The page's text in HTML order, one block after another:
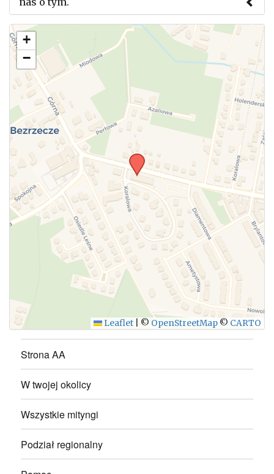
Użyj tego formularza aby przesłać informację o
zmianach w powyższym mityngu.
WYŚLIJ
+
−
Leaflet © OpenStreetMap © CARTO
Strona AA
W twojej okolicy
Wszystkie mityngi
Podział regionalny